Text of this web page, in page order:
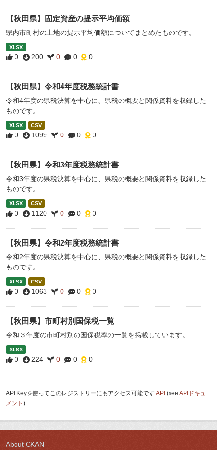
【秋田県】固定資産の提示平均価額
県内市町村の土地の提示平均価額についてまとめたものです。
XLSX
0 200 0 0 0
【秋田県】令和4年度税務統計書
令和4年度の県税決算を中心に、県税の概要と関係資料を収録した
ものです。
XLSX CSV
0 1099 0 0 0
【秋田県】令和3年度税務統計書
令和3年度の県税決算を中心に、県税の概要と関係資料を収録した
ものです。
XLSX CSV
0 1120 0 0 0
【秋田県】令和2年度税務統計書
令和2年度の県税決算を中心に、県税の概要と関係資料を収録した
ものです。
XLSX CSV
0 1063 0 0 0
【秋田県】市町村別国保税一覧
令和３年度の市町村別の国保税率の一覧を掲載しています。
XLSX
0 224 0 0 0
API Keyを使ってこのレジストリーにもアクセス可能です API (see APIドキュ
メント ).
About CKAN